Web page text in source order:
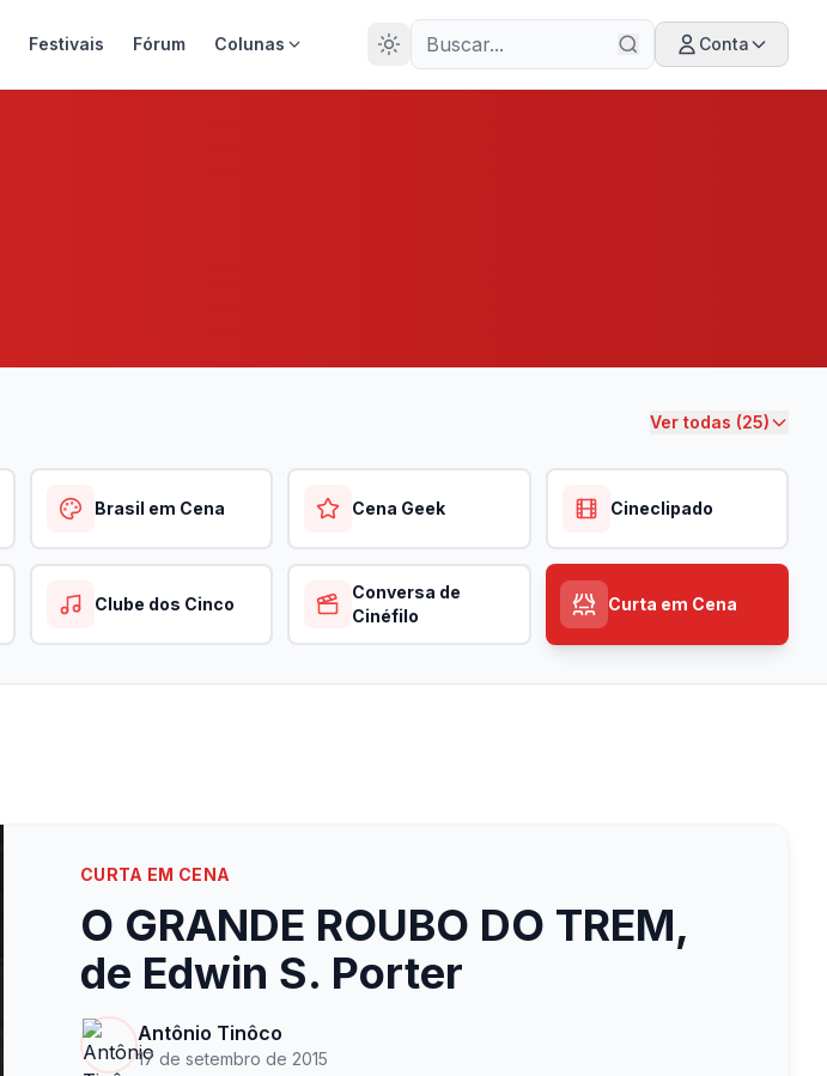
28
ANOS
Festivais Fórum Colunas Conta
Ver todas (25)
Brasil em Cena Cena Geek Cineclipado
Clube dos Cinco
Conversa de
Cinéfilo
Curta em Cena
CURTA EM CENA
O GRANDE ROUBO DO TREM,
de Edwin S. Porter
Antônio Tinôco
17 de setembro de 2015